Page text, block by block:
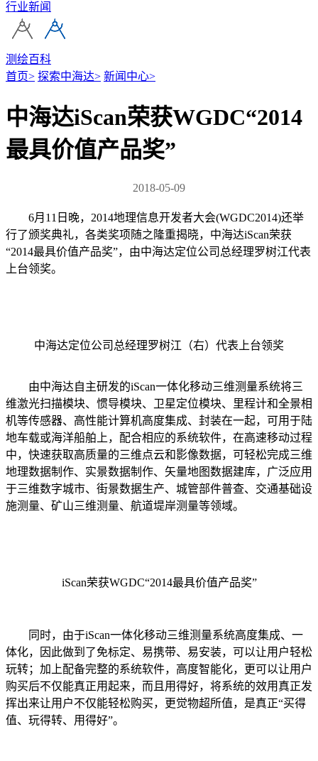
行业新闻
测绘百科
首页> 探索中海达> 新闻中心>
中海达iScan荣获WGDC“2014
最具价值产品奖”
2018-05-09
6月11日晚，2014地理信息开发者大会(WGDC2014)还举
行了颁奖典礼，各类奖项随之隆重揭晓，中海达iScan荣获
“2014最具价值产品奖”，由中海达定位公司总经理罗树江代表
上台领奖。
中海达定位公司总经理罗树江（右）代表上台领奖
由中海达自主研发的iScan一体化移动三维测量系统将三
维激光扫描模块、惯导模块、卫星定位模块、里程计和全景相
机等传感器、高性能计算机高度集成、封装在一起，可用于陆
地车载或海洋船舶上，配合相应的系统软件，在高速移动过程
中，快速获取高质量的三维点云和影像数据，可轻松完成三维
地理数据制作、实景数据制作、矢量地图数据建库，广泛应用
于三维数字城市、街景数据生产、城管部件普查、交通基础设
施测量、矿山三维测量、航道堤岸测量等领域。
iScan荣获WGDC“2014最具价值产品奖”
同时，由于iScan一体化移动三维测量系统高度集成、一
体化，因此做到了免标定、易携带、易安装，可以让用户轻松
玩转；加上配备完整的系统软件，高度智能化，更可以让用户
购买后不仅能真正用起来，而且用得好，将系统的效用真正发
挥出来让用户不仅能轻松购买，更觉物超所值，是真正“买得
值、玩得转、用得好”。